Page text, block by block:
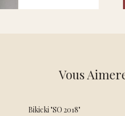
Vous
Bikicki "SO 2018"